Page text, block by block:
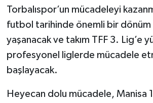
Torbalıspor’un mücadeleyi
futbol tarihinde önemli bir dönüm
yaşanacak ve takım TFF 3. Lig’e
profesyonel liglerde mücadele
başlayacak.
Heyecan dolu mücadele, Manisa